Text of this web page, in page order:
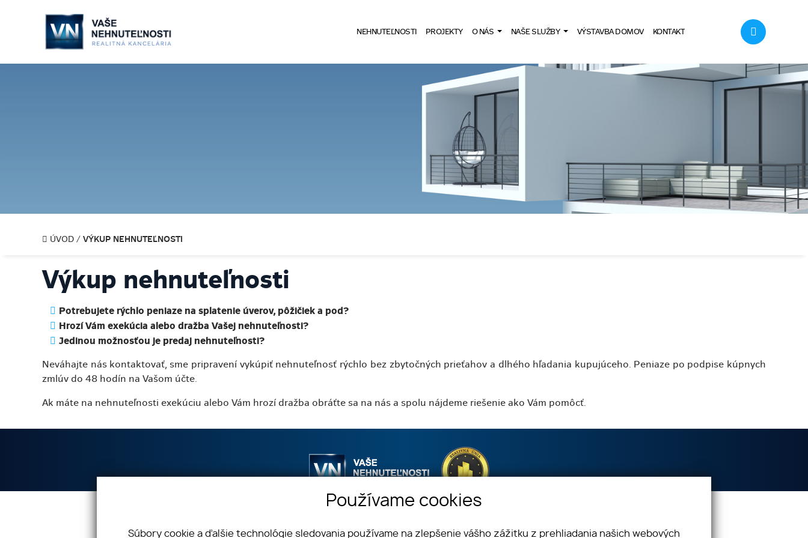
NEHNUTEĽNOSTI PROJEKTY O NÁS NAŠE SLUŽBY VÝSTAVBA DOMOV KONTAKT
ÚVOD / VÝKUP NEHNUTEĽNOSTI
Výkup nehnuteľnosti
Potrebujete rýchlo peniaze na splatenie úverov, pôžičiek a pod?
Hrozí Vám exekúcia alebo dražba Vašej nehnuteľnosti?
Jedinou možnosťou je predaj nehnuteľnosti?
Neváhajte nás kontaktovať, sme pripravení vykúpiť nehnuteľnosť rýchlo bez zbytočných prieťahov a dlhého hľadania kupujúceho. Peniaze po podpise kúpnych
zmlúv do 48 hodín na Vašom účte.
Ak máte na nehnuteľnosti exekúciu alebo Vám hrozí dražba obráťte sa na nás a spolu nájdeme riešenie ako Vám pomôcť.
Používame cookies
Súbory cookie a ďalšie technológie sledovania používame na zlepšenie vášho zážitku z prehliadania našich webových